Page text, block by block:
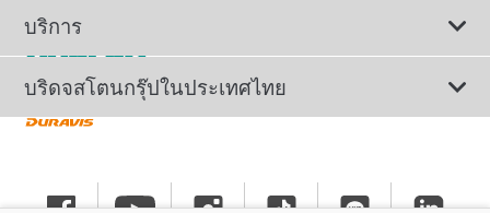
ยางรถยนต์นั่ง
ยางรถ SUV/CUV/4x4
ยางรถยนต์นุ่มเงียบ
ยางสปอร์ตสมรรถนะสูง
ยางรถยนต์ประหยัดน้ำมัน
ยางรถออฟโรด
บริการ
ติดต่อเรา
บริดจสโตนกรุ๊ปในประเทศไทย
ข่าวประชาสัมพันธ์